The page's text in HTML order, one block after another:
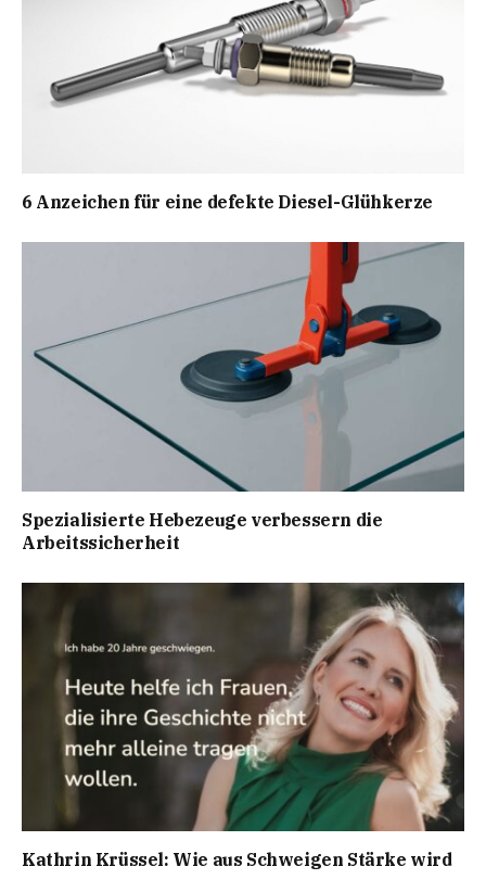
6 Anzeichen für eine defekte Diesel-Glühkerze
Spezialisierte Hebezeuge verbessern die
Arbeitssicherheit
Kathrin Krüssel: Wie aus Schweigen Stärke wird